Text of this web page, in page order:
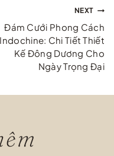
NEXT
Đám Cưới Phong Cách
Indochine: Chi Tiết Thiết
Kế Đông Dương Cho
Ngày Trọng Đại